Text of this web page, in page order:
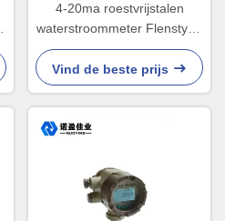
4-20ma roestvrijstalen
waterstroommeter Flenstype
RS485
Vind de beste prijs